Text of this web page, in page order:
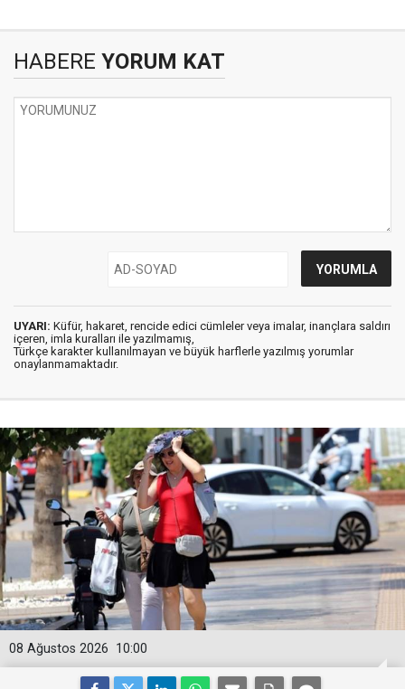
HABERE YORUM KAT
UYARI: Küfür, hakaret, rencide edici cümleler veya imalar, inançlara saldırı
içeren, imla kuralları ile yazılmamış,
Türkçe karakter kullanılmayan ve büyük harflerle yazılmış yorumlar
onaylanmamaktadır.
10:00
08 Ağustos 2026